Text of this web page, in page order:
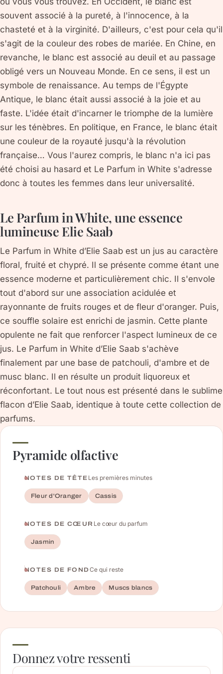
souvent associé à la pureté, à l'innocence, à la
chasteté et à la virginité. D'ailleurs, c'est pour cela qu'il
s'agit de la couleur des robes de mariée. En Chine, en
revanche, le blanc est associé au deuil et au passage
obligé vers un Nouveau Monde. En ce sens, il est un
symbole de renaissance. Au temps de l'Égypte
Antique, le blanc était aussi associé à la joie et au
faste. L'idée était d'incarner le triomphe de la lumière
sur les ténèbres. En politique, en France, le blanc était
une couleur de la royauté jusqu'à la révolution
française… Vous l'aurez compris, le blanc n'a ici pas
été choisi au hasard et Le Parfum in White s'adresse
donc à toutes les femmes dans leur universalité.
Le Parfum in White, une essence
lumineuse Elie Saab
Le Parfum in White d’Elie Saab est un jus au caractère
floral, fruité et chypré. Il se présente comme étant une
essence moderne et particulièrement chic. Il s'envole
tout d'abord sur une association acidulée et
rayonnante de fruits rouges et de fleur d'oranger. Puis,
ce souffle solaire est enrichi de jasmin. Cette plante
opulente ne fait que renforcer l'aspect lumineux de ce
jus. Le Parfum in White d’Elie Saab s'achève
finalement par une base de patchouli, d'ambre et de
musc blanc. Il en résulte un produit liquoreux et
réconfortant. Le tout nous est présenté dans le sublime
flacon d’Elie Saab, identique à toute cette collection de
parfums.
Pyramide olfactive
NOTES DE TÊTE Les premières minutes
Fleur d'Oranger Cassis
NOTES DE CŒUR Le cœur du parfum
Jasmin
NOTES DE FONDCe qui reste
Patchouli Ambre Muscs blancs
Donnez votre ressenti